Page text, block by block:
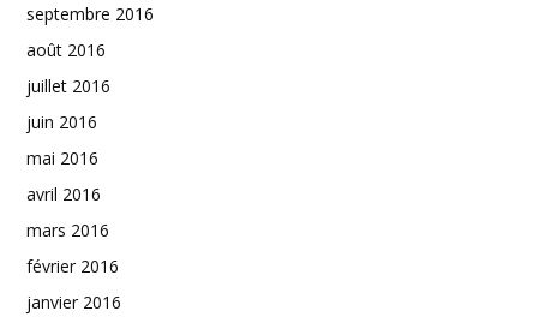
septembre 2016
août 2016
juillet 2016
juin 2016
mai 2016
avril 2016
mars 2016
février 2016
janvier 2016